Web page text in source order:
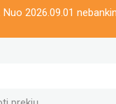
Nuo 2026.09.01